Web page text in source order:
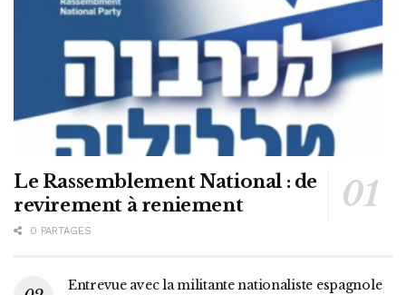
Le Rassemblement National : de
revirement à reniement
0 PARTAGES
Entrevue avec la militante nationaliste espagnole